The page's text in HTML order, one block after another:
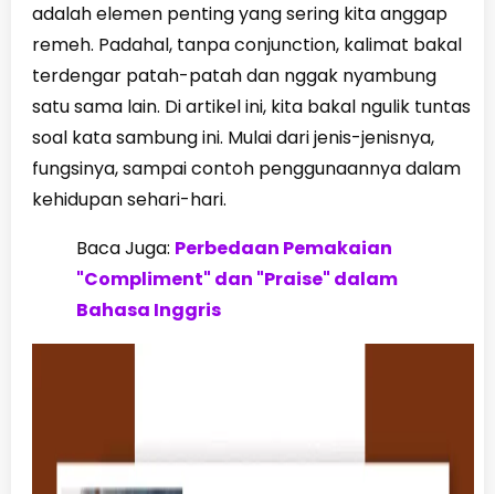
adalah elemen penting yang sering kita anggap
remeh. Padahal, tanpa conjunction, kalimat bakal
terdengar patah-patah dan nggak nyambung
satu sama lain. Di artikel ini, kita bakal ngulik tuntas
soal kata sambung ini. Mulai dari jenis-jenisnya,
fungsinya, sampai contoh penggunaannya dalam
kehidupan sehari-hari.
Baca Juga: Perbedaan Pemakaian
"Compliment" dan "Praise" dalam
Bahasa Inggris